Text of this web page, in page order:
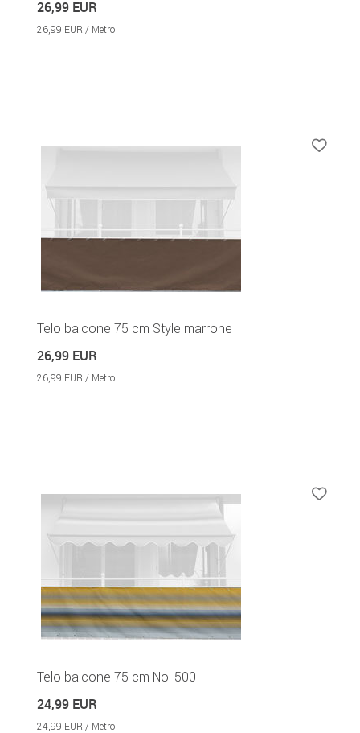
26,99 EUR
26,99 EUR / Metro
Telo balcone 75 cm Style marrone
26,99 EUR
26,99 EUR / Metro
Telo balcone 75 cm No. 500
24,99 EUR
24,99 EUR / Metro